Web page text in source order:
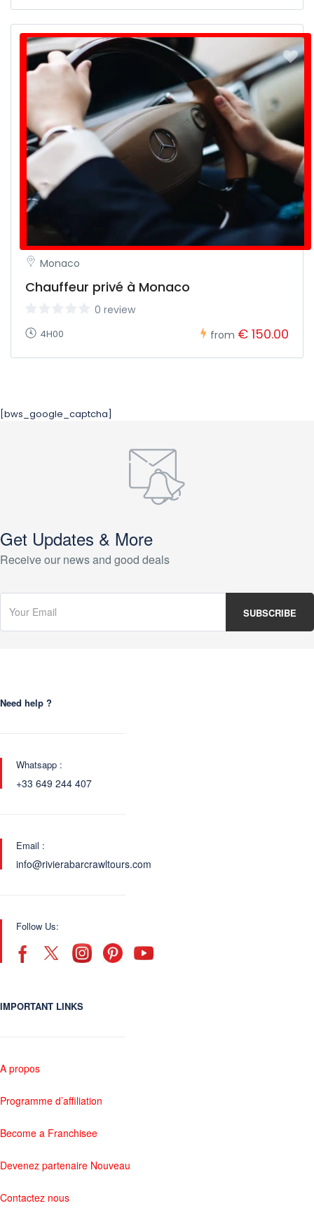
Monaco
Chauffeur privé à Monaco
0 review
4H00 from € 150.00
[bws_google_captcha]
Get Updates & More
Receive our news and good deals
Need help ?
Whatsapp :
+33 649 244 407
Email :
info@rivierabarcrawltours.com
Follow Us:
IMPORTANT LINKS
A propos
Programme d’affiliation
Become a Franchisee
Devenez partenaire Nouveau
Contactez nous